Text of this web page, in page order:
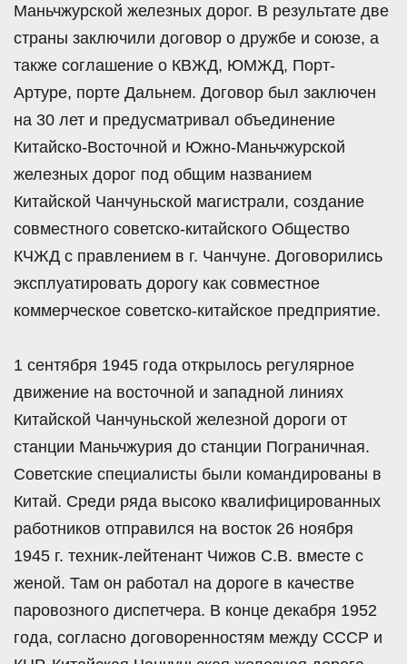
Маньчжурской железных дорог. В результате две
страны заключили договор о дружбе и союзе, а
также соглашение о КВЖД, ЮМЖД, Порт-
Артуре, порте Дальнем. Договор был заключен
на 30 лет и предусматривал объединение
Китайско-Восточной и Южно-Маньчжурской
железных дорог под общим названием
Китайской Чанчуньской магистрали, создание
совместного советско-китайского Общество
КЧЖД с правлением в г. Чанчуне. Договорились
эксплуатировать дорогу как совместное
коммерческое советско-китайское предприятие.
1 сентября 1945 года открылось регулярное
движение на восточной и западной линиях
Китайской Чанчуньской железной дороги от
станции Маньчжурия до станции Пограничная.
Советские специалисты были командированы в
Китай. Среди ряда высоко квалифицированных
работников отправился на восток 26 ноября
1945 г. техник-лейтенант Чижов С.В. вместе с
женой. Там он работал на дороге в качестве
паровозного диспетчера. В конце декабря 1952
года, согласно договоренностям между СССР и